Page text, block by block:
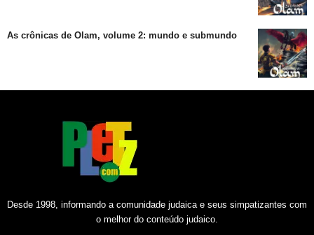
As crônicas de Olam, volume 2: mundo e submundo
Desde 1998, informando a comunidade judaica e seus simpatizantes com
o melhor do conteúdo judaico.